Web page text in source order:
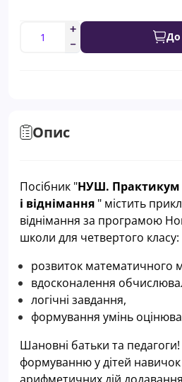
Опис
Посібник "НУШ. Практикум
і віднімання " містить
віднімання за програмою
школи для четвертого класу:
розвиток математичного
вдосконалення
логічні завдання,
формування умінь
Шановні батьки та
формуванню у дітей